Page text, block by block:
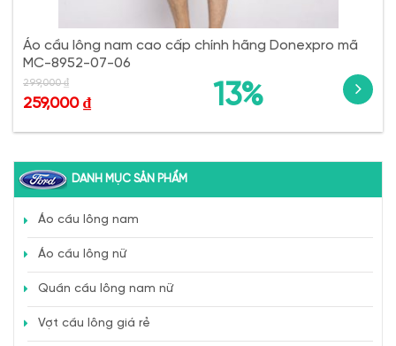
Áo cầu lông nam cao cấp chính hãng Donexpro mã
MC-8952-07-06
13%
299,000₫
259,000 ₫
DANH MỤC SẢN PHẨM
Áo cầu lông nam
Áo cầu lông nữ
Quần cầu lông nam nữ
Vợt cầu lông giá rẻ